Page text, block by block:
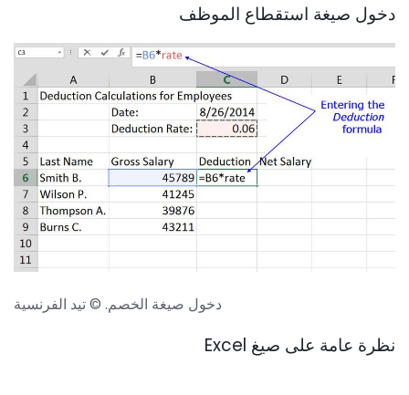
دخول صيغة استقطاع الموظف
دخول صيغة الخصم. © تيد الفرنسية
نظرة عامة على صيغ Excel